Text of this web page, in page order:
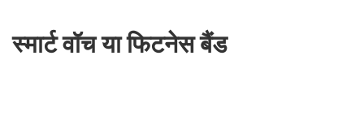
स्मार्ट वॉच या फिटनेस बैंड